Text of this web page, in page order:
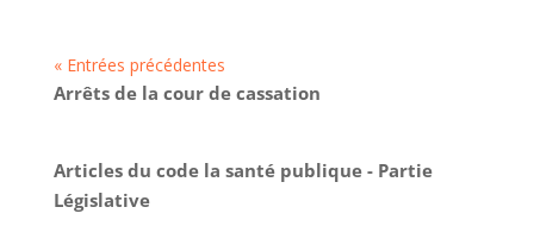
« Entrées précédentes
Arrêts de la cour de cassation
Articles du code la santé publique - Partie
Législative